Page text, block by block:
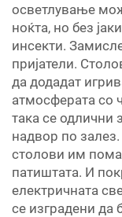
осветлување
ноќта, но без
инсекти.
пријатели.
да додадат
атмосферата со
така се одлични
надвор по
столови им
патиштата. И
електричната
се изградени да